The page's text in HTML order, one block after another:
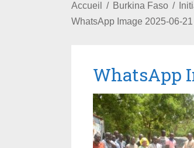
Accueil Burkina Faso
WhatsApp Image 2025-06-
WhatsApp